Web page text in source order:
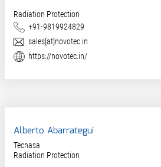
Radiation Protection
Teléfono
+91-9819924829
Correo electrónico
sales[at]novotec.in
Web
https://novotec.in/
Alberto Abarrategui
Tecnasa
Radiation Protection